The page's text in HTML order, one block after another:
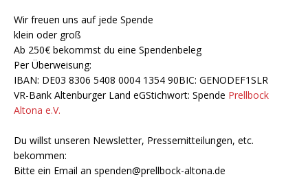
Wir freuen uns auf jede Spende
klein oder groß
Ab 250€ bekommst du eine Spendenbeleg
Per Überweisung:
IBAN: DE03 8306 5408 0004 1354 90BIC: GENODEF1SLR
VR-Bank Altenburger Land eGStichwort: Spende Prellbock
Altona e.V.
Du willst unseren Newsletter, Pressemitteilungen, etc.
bekommen:
Bitte ein Email an spenden@prellbock-altona.de